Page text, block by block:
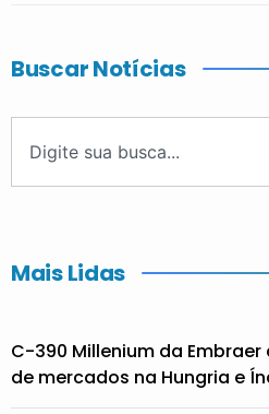
Buscar Notícias
Mais Lidas
C-390 Millenium da
de mercados na Hungria e